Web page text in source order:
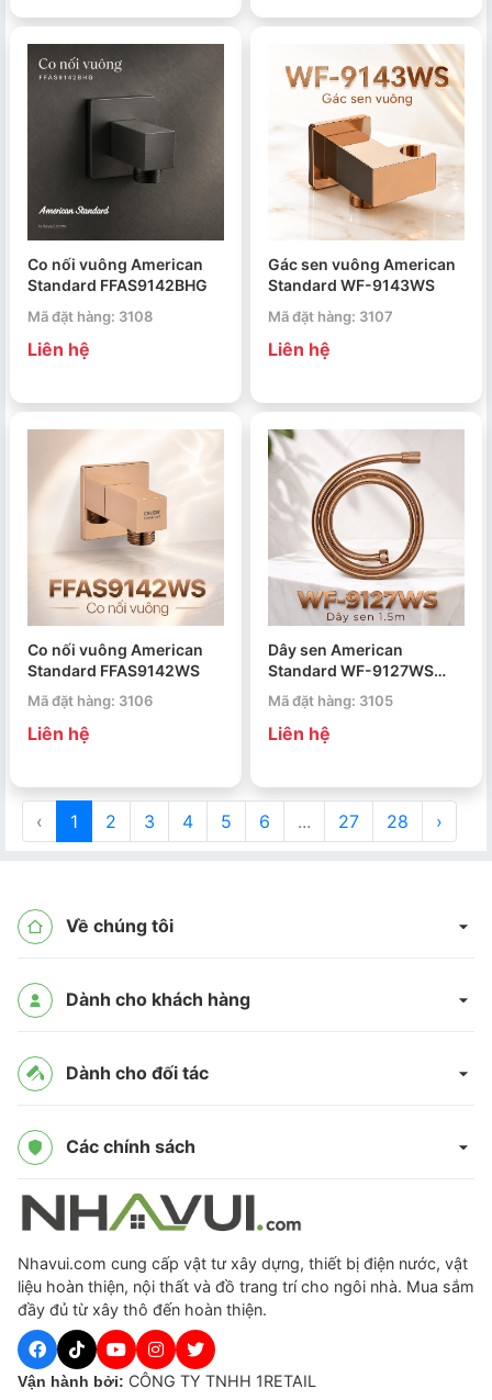
Co nối vuông American
Standard FFAS9142BHG
Mã đặt hàng: 3108
Liên hệ
Gác sen vuông American
Standard WF-9143WS
Mã đặt hàng: 3107
Liên hệ
Co nối vuông American
Standard FFAS9142WS
Mã đặt hàng: 3106
Liên hệ
Dây sen American
Standard WF-9127WS
1.5m
Mã đặt hàng: 3105
Liên hệ
‹ 1 2 3 4 5 6 ... 27 28 ›
Về chúng tôi
Dành cho khách hàng
Dành cho đối tác
Các chính sách
Nhavui.com cung cấp vật tư xây dựng, thiết bị điện nước, vật
liệu hoàn thiện, nội thất và đồ trang trí cho ngôi nhà. Mua sắm
đầy đủ từ xây thô đến hoàn thiện.
Vận hành bởi: CÔNG TY TNHH 1RETAIL